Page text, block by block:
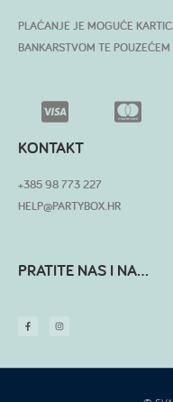
PLAĆANJE JE MOGUĆE
BANKARSTVOM TE POUZEĆEM
KONTAKT
+385 98 773 227
HELP@PARTYBOX.HR
PRATITE NAS I NA...